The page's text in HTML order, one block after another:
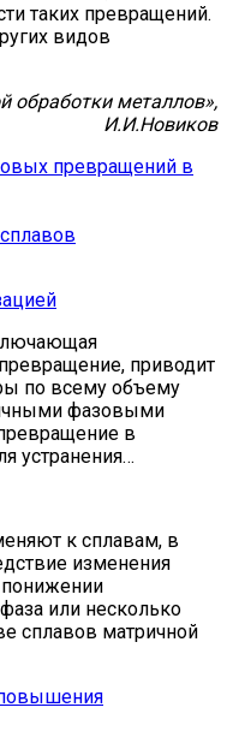
таких превращений.
видов
обработки металлов»,
И.И.Новиков
превращений в
приводит
по всему объему
фазовыми
в
устранения…
к сплавам, в
изменения
понижении
или несколько
сплавов матричной